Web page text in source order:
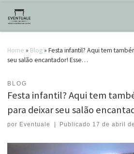
Skip to content
Home » Blog» Festa infantil? Aqui tem
seu salão encantador! Esse…
BLOG
Festa infantil? Aqui tem
para deixar seu salão
por Eventuale Publicado 17 de abril